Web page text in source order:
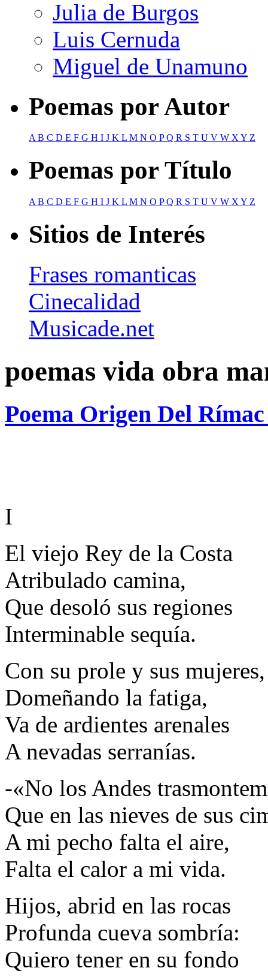
Julia de Burgos
Luis Cernuda
Miguel de Unamuno
Poemas por Autor
AB C D E F G H I J K L M N O PQ R S T U V W XY Z
Poemas por Título
A B C D E F G H I J K L M N O PQ R S T U V W X Y Z
Sitios de Interés
Frases romanticas
Cinecalidad
Musicade.net
poemas vida obra
Poema Origen Del
I
El viejo Rey de la Costa
Atribulado camina,
Que desoló sus regiones
Interminable sequía.
Con su prole y sus mujeres,
Domeñando la fatiga,
Va de ardientes arenales
A nevadas serranías.
-«No los Andes
Que en las nieves de sus
A mi pecho falta el aire,
Falta el calor a mi vida.
Hijos, abrid en las rocas
Profunda cueva sombría:
Quiero tener en su fondo